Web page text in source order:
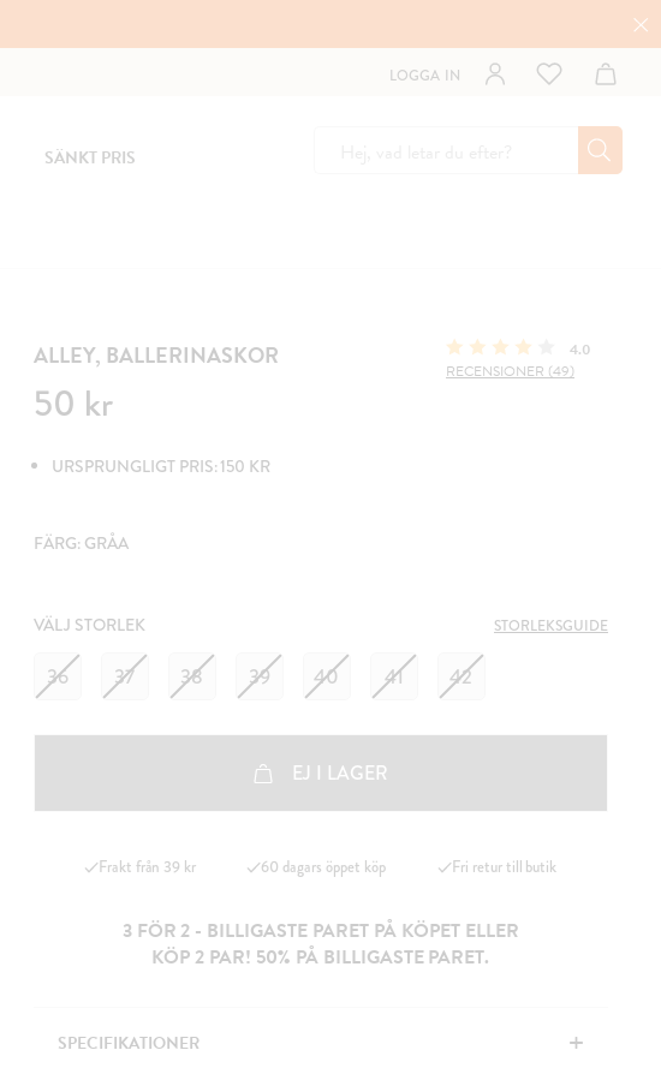
LOGGA IN
SÄNKT PRIS
ALLEY, BALLERINASKOR
Pris:50 kr
50 kr
4.0
RECENSIONER (49)
URSPRUNGLIGT PRIS: 150 KR
FÄRG: GRÅA
VÄLJ STORLEK STORLEKSGUIDE
36 37 38 39 40 41 42
EJ I LAGER
Frakt från 39 kr 60 dagars öppet köp Fri retur till butik
3 FÖR 2 - BILLIGASTE PARET PÅ KÖPET ELLER
KÖP 2 PAR! 50% PÅ BILLIGASTE PARET.
SPECIFIKATIONER +